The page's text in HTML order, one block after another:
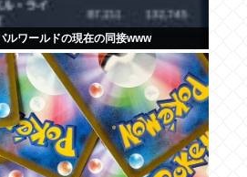
ルワールドの現在の同接www